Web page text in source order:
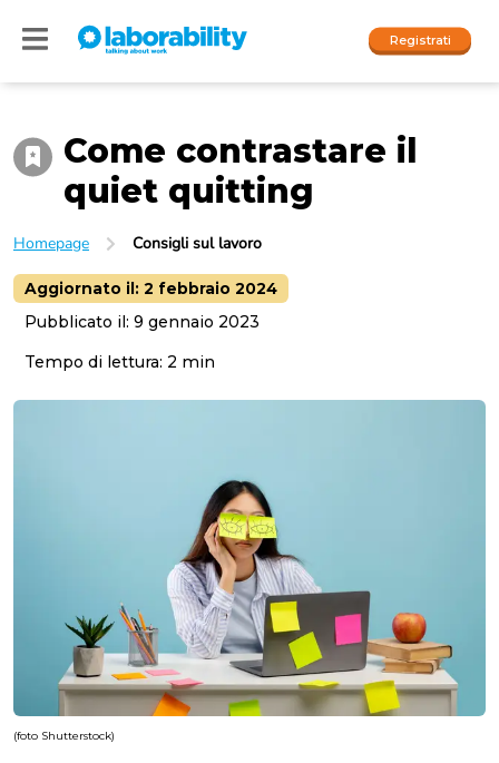
Registrati
I nostri social
Accedi
People
Company
Come contrastare il
quiet quitting
Homepage Consigli sul lavoro
Aggiornato il: 2 febbraio 2024
Pubblicato il: 9 gennaio 2023
Tempo di lettura: 2 min
(foto Shutterstock)